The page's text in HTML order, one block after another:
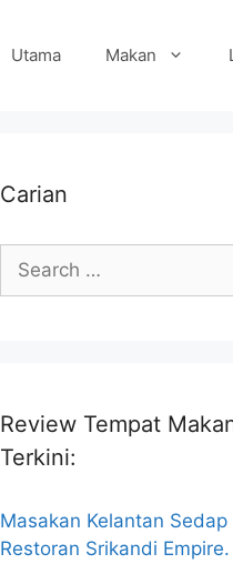
Utama Makan
Carian
Search
for:
Review Tempat
Terkini:
Masakan Kelantan Sedap
Restoran Srikandi